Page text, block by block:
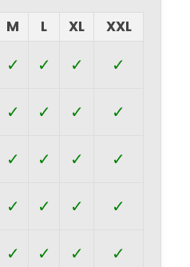
M L XL XXL
✓ ✓ ✓ ✓
✓ ✓ ✓ ✓
✓ ✓ ✓ ✓
✓ ✓ ✓ ✓
✓ ✓ ✓ ✓